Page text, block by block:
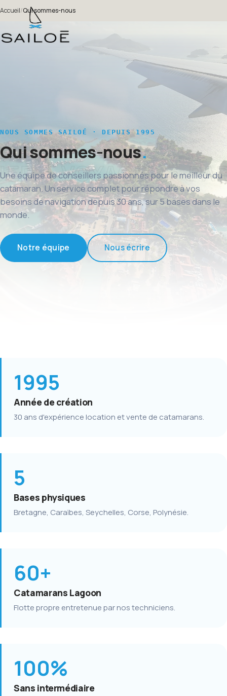
Accueil/Qui sommes-nous
NOUS SOMMES SAILOÉ · DEPUIS 1995
Qui sommes-nous
Une équipe de conseillers passionnés pour le meilleur du
catamaran. Un service complet pour répondre à vos
besoins de navigation depuis 30 ans, sur 5 bases dans le
monde.
Notre équipe Nous écrire
1995
Année de création
30 ans d'expérience location et vente de catamarans.
5
Bases physiques
Bretagne, Caraïbes, Seychelles, Corse, Polynésie.
60+
Catamarans Lagoon
Flotte propre entretenue par nos techniciens.
100%
Sans intermédiaire